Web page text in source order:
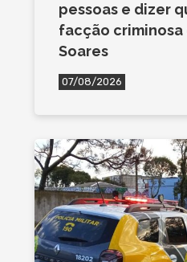
pessoas e dizer
facção criminosa
Soares
07/08/2026